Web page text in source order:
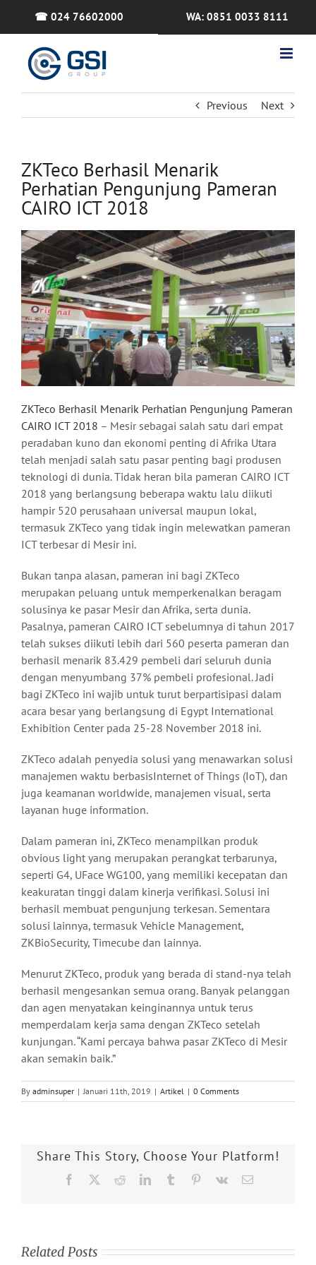
☎ 024 76602000 WA: 0851 0033 8111
Previous Next
ZKTeco Berhasil Menarik
Perhatian Pengunjung Pameran
CAIRO ICT 2018
ZKTeco Berhasil Menarik Perhatian Pengunjung Pameran
CAIRO ICT 2018 – Mesir sebagai salah satu dari empat
peradaban kuno dan ekonomi penting di Afrika Utara
telah menjadi salah satu pasar penting bagi produsen
teknologi di dunia. Tidak heran bila pameran CAIRO ICT
2018 yang berlangsung beberapa waktu lalu diikuti
hampir 520 perusahaan universal maupun lokal,
termasuk ZKTeco yang tidak ingin melewatkan pameran
ICT terbesar di Mesir ini.
Bukan tanpa alasan, pameran ini bagi ZKTeco
merupakan peluang untuk memperkenalkan beragam
solusinya ke pasar Mesir dan Afrika, serta dunia.
Pasalnya, pameran CAIRO ICT sebelumnya di tahun 2017
telah sukses diikuti lebih dari 560 peserta pameran dan
berhasil menarik 83.429 pembeli dari seluruh dunia
dengan menyumbang 37% pembeli profesional. Jadi
bagi ZKTeco ini wajib untuk turut berpartisipasi dalam
acara besar yang berlangsung di Egypt International
Exhibition Center pada 25-28 November 2018 ini.
ZKTeco adalah penyedia solusi yang menawarkan solusi
manajemen waktu berbasisInternet of Things (IoT), dan
juga keamanan worldwide, manajemen visual, serta
layanan huge information.
Dalam pameran ini, ZKTeco menampilkan produk
obvious light yang merupakan perangkat terbarunya,
seperti G4, UFace WG100, yang memiliki kecepatan dan
keakuratan tinggi dalam kinerja verifikasi. Solusi ini
berhasil membuat pengunjung terkesan. Sementara
solusi lainnya, termasuk Vehicle Management,
ZKBioSecurity, Timecube dan lainnya.
Menurut ZKTeco, produk yang berada di stand-nya telah
berhasil mengesankan semua orang. Banyak pelanggan
dan agen menyatakan keinginannya untuk terus
memperdalam kerja sama dengan ZKTeco setelah
kunjungan. “Kami percaya bahwa pasar ZKTeco di Mesir
akan semakin baik.”
By adminsuper | Januari 11th, 2019 | Artikel | 0 Comments
Share This Story, Choose Your Platform!
Facebook RedditLinkedInTumblr Pinterest
Vk Email
Related Posts